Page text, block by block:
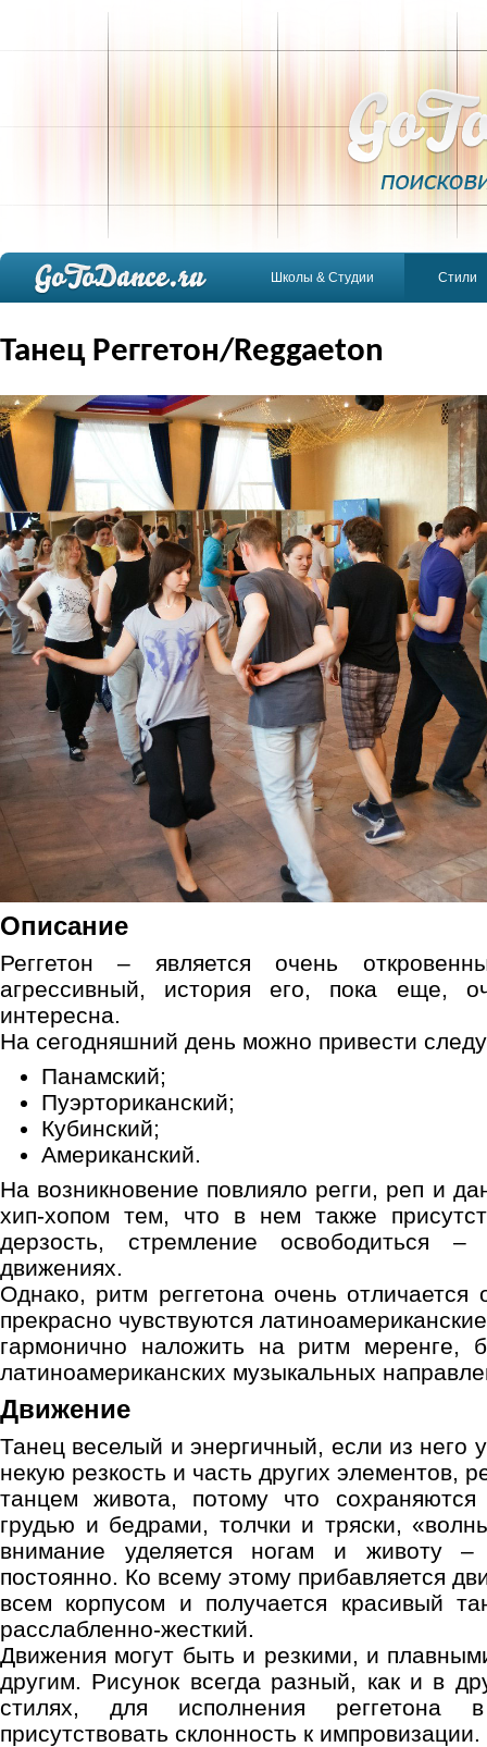
Школы & Студии Стили
Танец Реггетон/Reggaeton
Описание
Реггетон – является очень
агрессивный, история его, пока еще,
интересна.
На сегодняшний день можно привести
Панамский;
Пуэрториканский;
Кубинский;
Американский.
На возникновение повлияло регги, реп и
хип-хопом тем, что в нем также
дерзость, стремление освободиться
движениях.
Однако, ритм реггетона очень
прекрасно чувствуются
гармонично наложить на ритм меренге,
латиноамериканских музыкальных
Движение
Танец веселый и энергичный, если из него
некую резкость и часть других элементов,
танцем живота, потому что
грудью и бедрами, толчки и тряски,
внимание уделяется ногам и животу –
постоянно. Ко всему этому прибавляется
всем корпусом и получается красивый
расслабленно-жесткий.
Движения могут быть и резкими, и
другим. Рисунок всегда разный, как и в
стилях, для исполнения реггетона
присутствовать склонность к импровизации.